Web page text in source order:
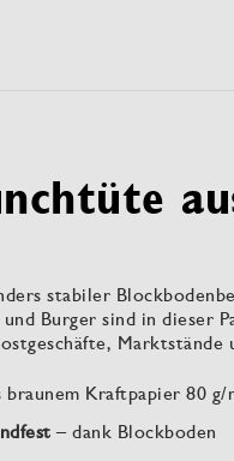
stabiler
Burger sind in dieser
Marktstände
braunem Kraftpapier 80 g/
– dank Blockboden